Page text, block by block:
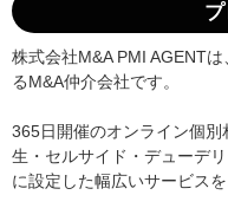
株式会社M&A PMI AGENT
るM&A仲介会社です。
365日開催のオンライン個
生・セルサイド・デューデ
に設定した幅広いサービスを